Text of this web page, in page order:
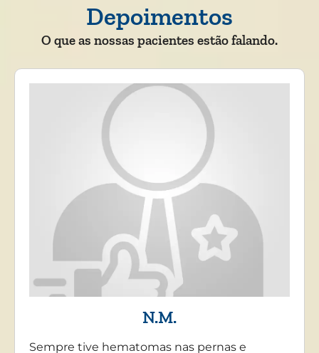
Depoimentos
O que as nossas pacientes estão falando.
N.M.
Sempre tive hematomas nas pernas e